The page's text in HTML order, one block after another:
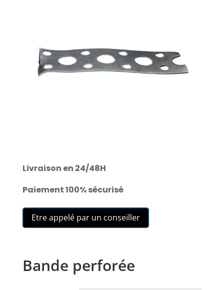
Livraison en 24/48H
Paiement 100% sécurisé
Etre appelé par un conseiller
Bande perforée